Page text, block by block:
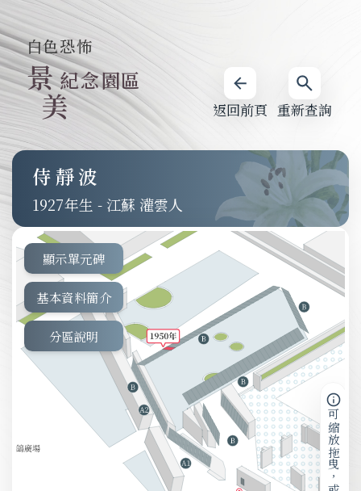
重新查詢
返回前頁
白色恐怖
景
美
紀念園區
侍靜波
1927 -江蘇 灌雲人
顯示單元碑
基本資料簡介
分區說明
可縮放拖曳，或點擊